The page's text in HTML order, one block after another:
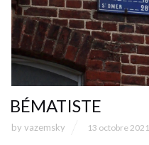
BÉMATISTE
by vazemsky 13 octobre 2021